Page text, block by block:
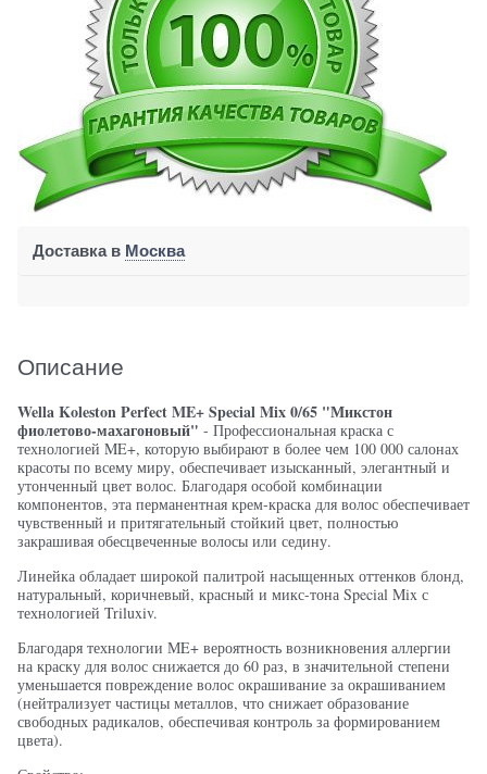
Доставка в Москва
Описание
Wella Koleston Perfect ME+ Special Mix 0/65 "Микстон
фиолетово-махагоновый" - Профессиональная краска с
технологией ME+, которую выбирают в более чем 100 000 салонах
красоты по всему миру, обеспечивает изысканный, элегантный и
утонченный цвет волос. Благодаря особой комбинации
компонентов, эта перманентная крем-краска для волос обеспечивает
чувственный и притягательный стойкий цвет, полностью
закрашивая обесцвеченные волосы или седину.
Линейка обладает широкой палитрой насыщенных оттенков блонд,
натуральный, коричневый, красный и микс-тона Special Mix с
технологией Triluxiv.
Благодаря технологии МE+ вероятность возникновения аллергии
на краску для волос снижается до 60 раз, в значительной степени
уменьшается повреждение волос окрашивание за окрашиванием
(нейтрализует частицы металлов, что снижает образование
свободных радикалов, обеспечивая контроль за формированием
цвета).